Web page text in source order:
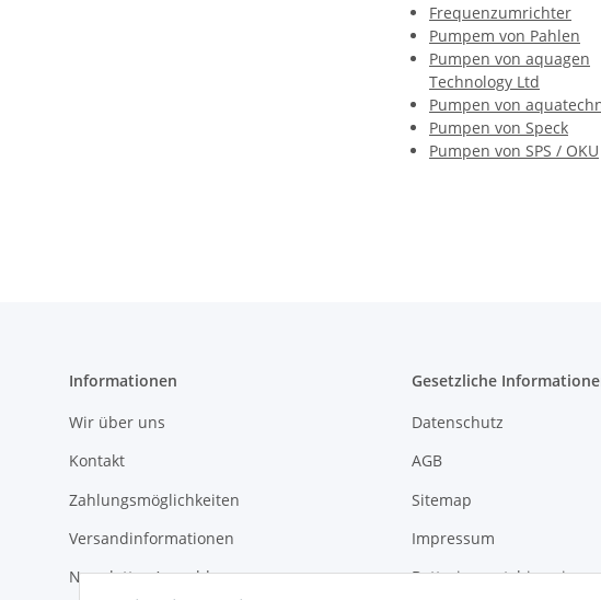
Frequenzumrichter
Pumpem von Pahlen
Pumpen von aquagen
Technology Ltd
Pumpen von
Pumpen von Speck
Pumpen von SPS / OKU
Informationen
Wir über uns
Kontakt
Zahlungsmöglichkeiten
Versandinformationen
Newsletter Anmeldung
Gesetzliche
Datenschutz
AGB
Sitemap
Impressum
Batteriegesetzhinweise